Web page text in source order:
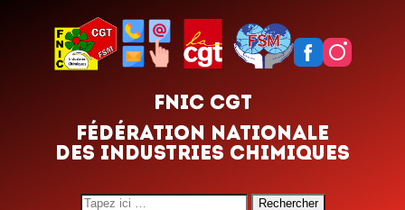
FNIC CGT
FÉDÉRATION NATIONALE
DES INDUSTRIES CHIMIQUES
Search